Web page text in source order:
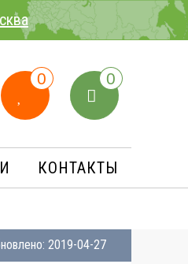
0 0
КОНТАКТЫ
2019-04-27